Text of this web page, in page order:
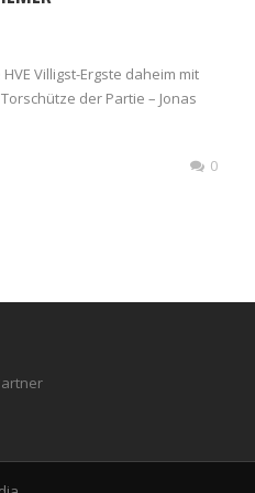
Villigst-Ergste daheim mit
der Partie – Jonas
0